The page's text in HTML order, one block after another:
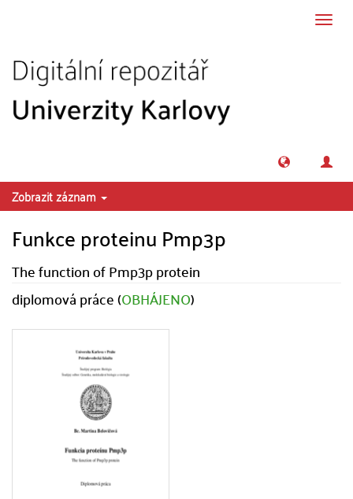
Zobrazit záznam
Funkce proteinu Pmp3p
The function of Pmp3p protein
diplomová práce (OBHÁJENO)